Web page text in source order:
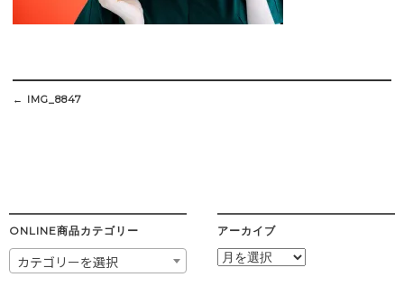
Post
navigation
← IMG_8847
ONLINE商品カテゴリー
カテゴリーを選択
アーカイブ
ア